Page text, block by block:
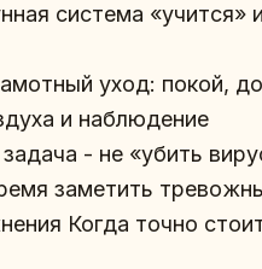
система «учится»
уход: покой,
и наблюдение
- не «убить
заметить
Когда точно